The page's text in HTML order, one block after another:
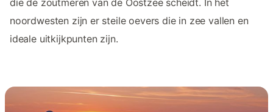
die de zoutmeren van de Oostzee scheidt. In het
noordwesten zijn er steile oevers die in zee vallen en
ideale uitkijkpunten zijn.